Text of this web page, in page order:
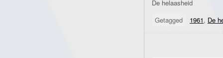
De helaasheid
Getagged
1961, De